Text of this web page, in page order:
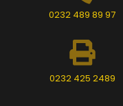
0232 489 89 97
0232 425 2489